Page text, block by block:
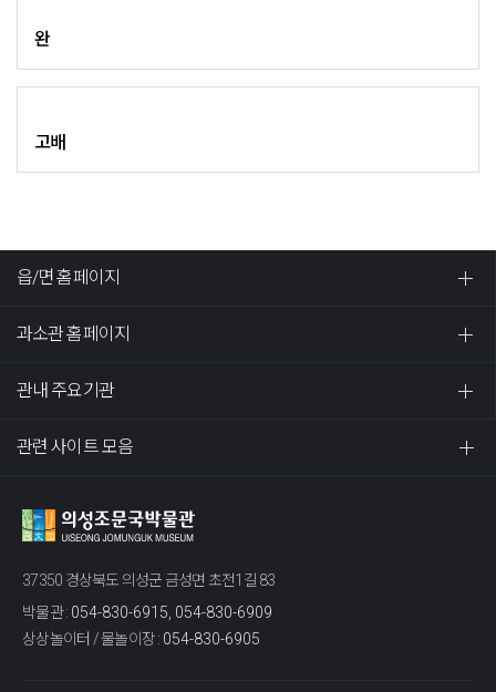
완
고배
읍/면 홈페이지
과소관 홈페이지
관내 주요기관
관련 사이트 모음
37350 경상북도 의성군 금성면 초전1길 83
박물관 : 054-830-6915, 054-830-6909
상상놀이터 / 물놀이장 : 054-830-6905